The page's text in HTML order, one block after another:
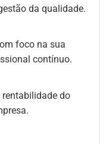
da qualidade.
foco na sua
contínuo.
do